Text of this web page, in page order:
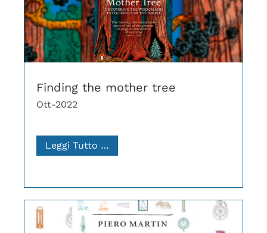
Finding the mother tree
Ott-2022
Leggi Tutto …